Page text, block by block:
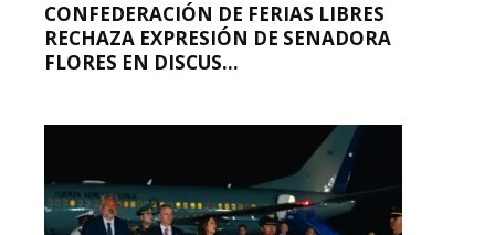
CONFEDERACIÓN DE FERIAS LIBRES
RECHAZA EXPRESIÓN DE SENADORA
FLORES EN DISCUS...